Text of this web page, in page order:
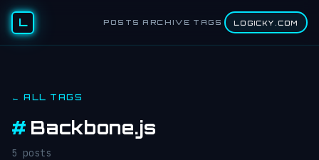
L POSTS ARCHIVE TAGS LOGICKY.COM
← ALL TAGS
# Backbone.js
5 posts